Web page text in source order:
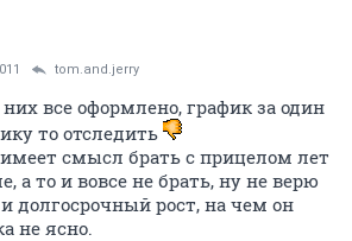
tom.and.jerry
все оформлено, график за один
то отследить
смысл брать с прицелом лет
а то и вовсе не брать, ну не верю
долгосрочный рост, на чем он
не ясно.